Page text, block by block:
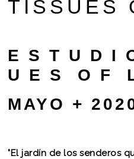
TISSUES
E S T U D I
U E S O F
MAYO +
"El jardín de los senderos